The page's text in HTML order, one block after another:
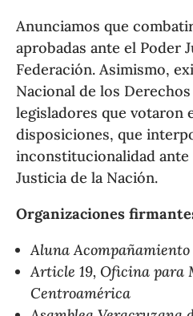
Anunciamos que
aprobadas ante el Poder
Federación. Asimismo,
Nacional de los
legisladores que votaron
disposiciones, que
inconstitucionalidad ante
Justicia de la Nación.
Organizaciones
Aluna Acompañamiento
Article 19, Oficina para
Centroamérica